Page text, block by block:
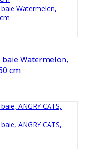
Watermelon,
cm